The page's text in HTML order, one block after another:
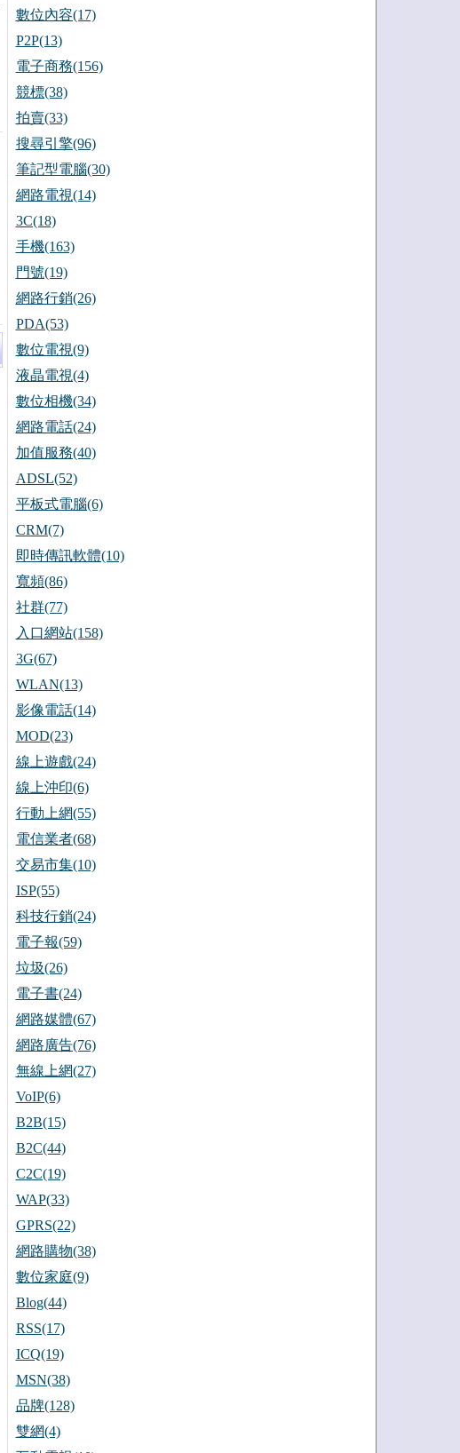
數位內容(17)
P2P(13)
電子商務(156)
競標(38)
拍賣(33)
搜尋引擎(96)
筆記型電腦(30)
網路電視(14)
3C(18)
手機(163)
門號(19)
網路行銷(26)
PDA(53)
數位電視(9)
液晶電視(4)
數位相機(34)
網路電話(24)
加值服務(40)
ADSL(52)
平板式電腦(6)
CRM(7)
即時傳訊軟體(10)
寬頻(86)
社群(77)
入口網站(158)
3G(67)
WLAN(13)
影像電話(14)
MOD(23)
線上遊戲(24)
線上沖印(6)
行動上網(55)
電信業者(68)
交易市集(10)
ISP(55)
科技行銷(24)
電子報(59)
垃圾(26)
電子書(24)
網路媒體(67)
網路廣告(76)
無線上網(27)
VoIP(6)
B2B(15)
B2C(44)
C2C(19)
WAP(33)
GPRS(22)
網路購物(38)
數位家庭(9)
Blog(44)
RSS(17)
ICQ(19)
MSN(38)
品牌(128)
雙網(4)